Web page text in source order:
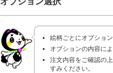
絵柄ごとにオプショ
オプションの内容に
注文内容をご確認の
すみください。